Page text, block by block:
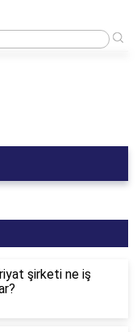
C1 kullanabilir mi?
şirketi ne iş